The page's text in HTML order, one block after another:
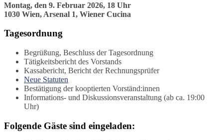
Montag, den 9. Februar 2026, 18 Uhr
1030 Wien, Arsenal 1, Wiener Cucina
Tagesordnung
Begrüßung, Beschluss der Tagesordnung
Tätigkeitsbericht des Vorstands
Kassabericht, Bericht der Rechnungsprüfer
Neue Statuten
Bestätigung der kooptierten Vorständ:innen
Informations- und Diskussionsveranstaltung (ab ca. 19:00
Uhr)
Folgende Gäste sind eingeladen: